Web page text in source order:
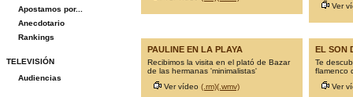
Apostamos por...
Anecdotario
Rankings
TELEVISIÓN
Audiencias
Ver
PAULINE EN LA PLAYA
Recibimos la visita en el plató de Bazar
de las hermanas 'minimalistas'
Ver vídeo (.rm)(.wmv)
EL SON
Te
flamenco
Ver